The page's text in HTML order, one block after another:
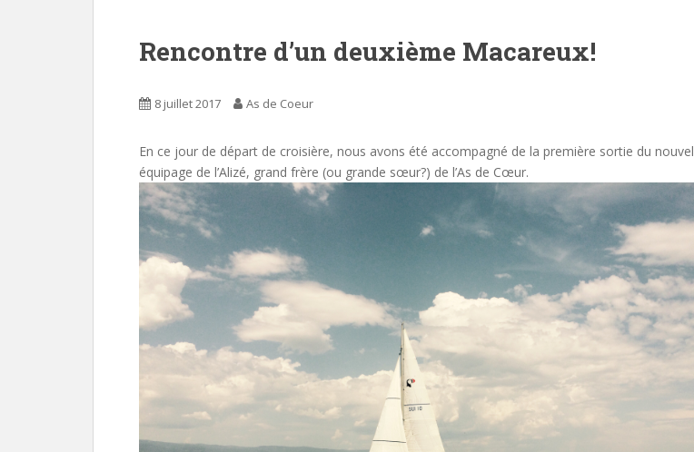
Rencontre d’un deuxième Macareux!
8 juillet 2017 As de Coeur
En ce jour de départ de croisière, nous avons été accompagné de la première sortie du nouvel
équipage de l’Alizé, grand frère (ou grande sœur?) de l’As de Cœur.